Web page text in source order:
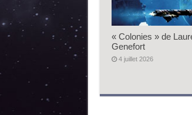
« Colonies » de
Genefort
4 juillet 2026